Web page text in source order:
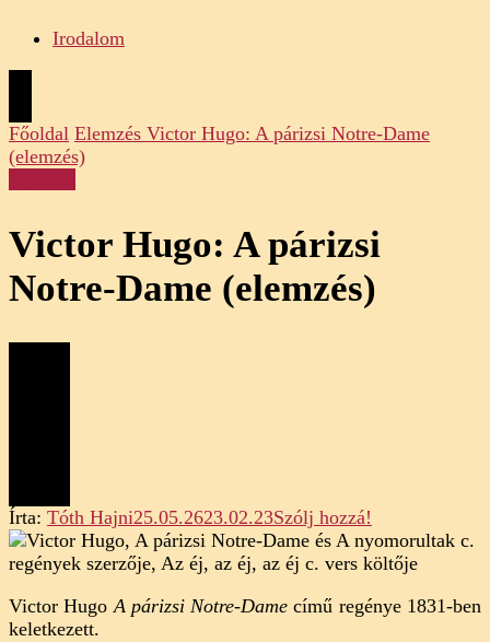
Irodalom
Főoldal Elemzés Victor Hugo: A párizsi Notre-Dame
(elemzés)
Victor Hugo: A párizsi
Notre-Dame (elemzés)
Írta: Tóth Hajni25.05.2623.02.23Szólj hozzá!
Victor
Hugo:
párizsi
Victor HugoA párizsi Notre-Damecímű regénye 1831-ben
keletkezett.